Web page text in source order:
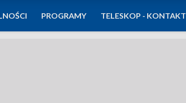
PROGRAMY TELESKOP - KONTAKT